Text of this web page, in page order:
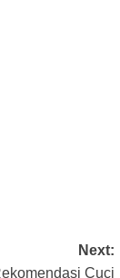
Next:
Cuci